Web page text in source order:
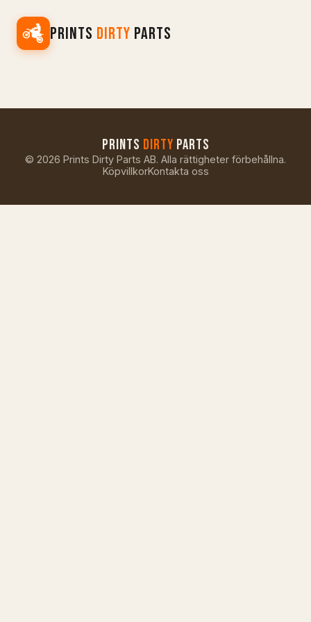
PRINTS DIRTY PARTS
PRINTS DIRTY PARTS
© 2026 Prints Dirty Parts AB. Alla rättigheter förbehållna.
KöpvillkorKontakta oss